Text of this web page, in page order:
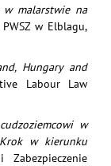
malarstwie na
w Elblagu,
Hungary and
Labour Law
w
Krok w kierunku
Zabezpieczenie